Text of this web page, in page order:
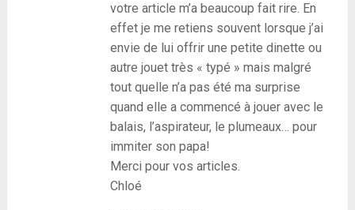
votre article m’a beaucoup fait rire. En
effet je me retiens souvent lorsque j’ai
envie de lui offrir une petite dinette ou
autre jouet très « typé » mais malgré
tout quelle n’a pas été ma surprise
quand elle a commencé à jouer avec le
balais, l’aspirateur, le plumeaux… pour
immiter son papa!
Merci pour vos articles.
Chloé